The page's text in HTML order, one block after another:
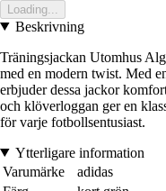
Loading...
Beskrivning
Träningsjackan Utomhus
med en modern twist. Med
erbjuder dessa jackor
och klöverloggan ger en
för varje fotbollsentusiast.
Ytterligare information
Varumärke
adidas